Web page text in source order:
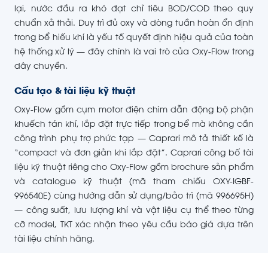
lại, nước đầu ra khó đạt chỉ tiêu BOD/COD theo quy
chuẩn xả thải. Duy trì đủ oxy và dòng tuần hoàn ổn định
trong bể hiếu khí là yếu tố quyết định hiệu quả của toàn
hệ thống xử lý — đây chính là vai trò của Oxy-Flow trong
dây chuyền.
Cấu tạo & tài liệu kỹ thuật
Oxy-Flow gồm cụm motor điện chìm dẫn động bộ phận
khuếch tán khí, lắp đặt trực tiếp trong bể mà không cần
công trình phụ trợ phức tạp — Caprari mô tả thiết kế là
“compact và đơn giản khi lắp đặt”. Caprari công bố tài
liệu kỹ thuật riêng cho Oxy-Flow gồm brochure sản phẩm
và catalogue kỹ thuật (mã tham chiếu OXY-IGBF-
996540E) cùng hướng dẫn sử dụng/bảo trì (mã 996695H)
— công suất, lưu lượng khí và vật liệu cụ thể theo từng
cỡ model, TKT xác nhận theo yêu cầu báo giá dựa trên
tài liệu chính hãng.